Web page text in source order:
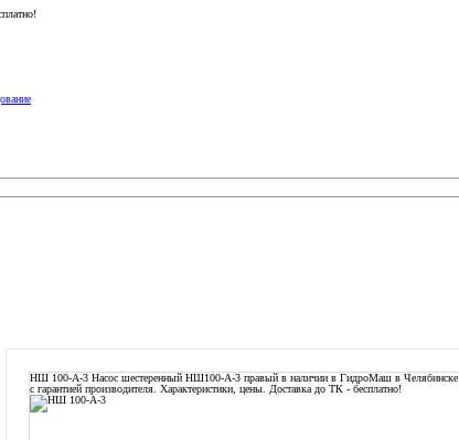
НШ 100-А-3 Насос шестеренный НШ100-А-3 правый в наличии в ГидроМаш в Челябинске
с гарантией производителя. Характеристики, цены. Доставка до ТК - бесплатно!